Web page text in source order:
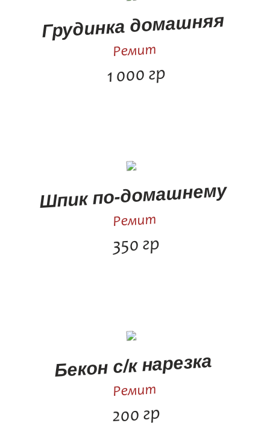
Грудинка домашняя
Ремит
1 000 гр
Шпик по-домашнему
Ремит
350 гр
Бекон с/к нарезка
Ремит
200 гр